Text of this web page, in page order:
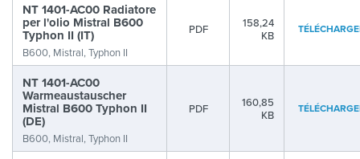
NT 1401-AC00 Radiatore
per l'olio Mistral B600
Typhon II (IT)
B600, Mistral, Typhon II
PDF
158,24
KB
NT 1401-AC00
Warmeaustauscher
Mistral B600 Typhon II
(DE)
B600, Mistral, Typhon II
PDF
160,85
KB